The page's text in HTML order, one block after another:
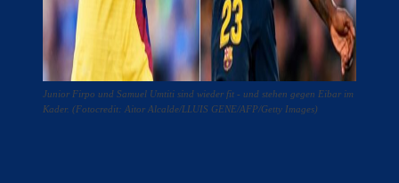
Junior Firpo und Samuel Umtiti sind wieder fit - und stehen gegen Eibar im
Kader. (Fotocredit: Aitor Alcalde/LLUIS GENE/AFP/Getty Images)